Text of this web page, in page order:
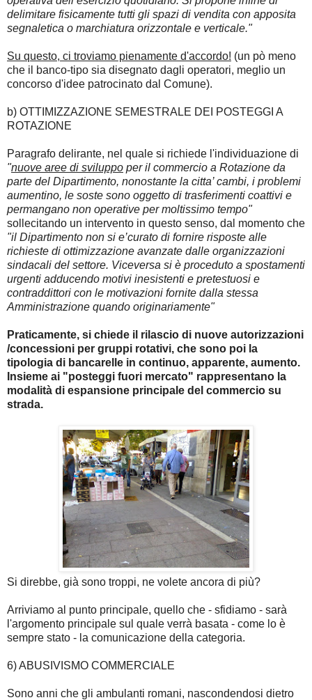
delimitare fisicamente tutti gli spazi di vendita con apposita
segnaletica o marchiatura orizzontale e verticale."
Su questo, ci troviamo pienamente d'accordo! (un pò meno
che il banco-tipo sia disegnato dagli operatori, meglio un
concorso d'idee patrocinato dal Comune).
b) OTTIMIZZAZIONE SEMESTRALE DEI POSTEGGI A
ROTAZIONE
Paragrafo delirante, nel quale si richiede l'individuazione di
"nuove aree di sviluppo per il commercio a Rotazione da
parte del Dipartimento, nonostante la citta’ cambi, i problemi
aumentino, le soste sono oggetto di trasferimenti coattivi e
permangano non operative per moltissimo tempo"
sollecitando un intervento in questo senso, dal momento che
"il Dipartimento non si e’curato di fornire risposte alle
richieste di ottimizzazione avanzate dalle organizzazioni
sindacali del settore. Viceversa si è proceduto a spostamenti
urgenti adducendo motivi inesistenti e pretestuosi e
contraddittori con le motivazioni fornite dalla stessa
Amministrazione quando originariamente"
Praticamente, si chiede il rilascio di nuove autorizzazioni
/concessioni per gruppi rotativi, che sono poi la
tipologia di bancarelle in continuo, apparente, aumento.
Insieme ai "posteggi fuori mercato" rappresentano la
modalità di espansione principale del commercio su
strada.
Si direbbe, già sono troppi, ne volete ancora di più?
Arriviamo al punto principale, quello che - sfidiamo - sarà
l'argomento principale sul quale verrà basata - come lo è
sempre stato - la comunicazione della categoria.
6) ABUSIVISMO COMMERCIALE
Sono anni che gli ambulanti romani, nascondendosi dietro